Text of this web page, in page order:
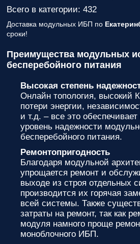
Всего в категории: 432
Доставка модульных ИБП по
сроки!
Преимущества модульных
бесперебойного питания
Высокая степень
Онлайн топология,
потери энергии,
и т.д. – все это
уровень надежности
бесперебойного питания.
Ремонтопригодность
Благодаря модульной
упрощается ремонт и
выходе из строя отдельных
производится их горячая
всей системы. Также
затраты на ремонт, так как
модуля намного проще
моноблочного ИБП.